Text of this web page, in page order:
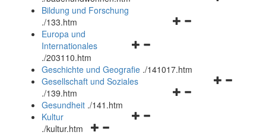
Navigationsmenü
Bildung und Forschung
./133.htm
Navigationsmenü
und
schließen
Europa und
Internationales
./203110.htm
Geschichte und Geografie ./141017.htm
Navigationsmenü
Gesellschaft und Soziales
./139.htm
Navigationsmenü
Gesundheit ./141.htm
Navigationsmenü
Kultur
./kultur.htm